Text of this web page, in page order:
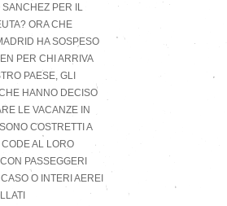
SANCHEZ PER IL
ORA CHE
HA SOSPESO
PER CHI ARRIVA
PAESE, GLI
HANNO DECISO
LE VACANZE IN
COSTRETTI A
AL LORO
PASSEGGERI
O INTERI AEREI